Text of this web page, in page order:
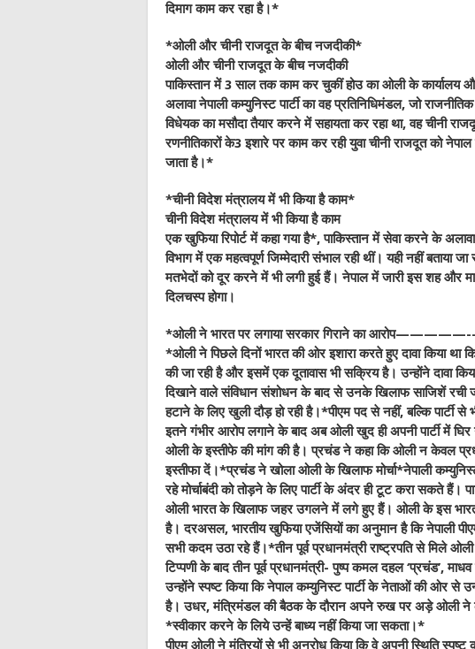
दिमाग काम कर रहा है।*
*ओली और चीनी राजदूत के बीच नजदीकी*
ओली और चीनी राजदूत के बीच नजदीकी
पाकिस्तान में 3 साल तक काम कर चुकीं होउ का ओली के कार्यालय
अलावा नेपाली कम्युनिस्ट पार्टी का वह प्रतिनिधिमंडल, जो
विधेयक का मसौदा तैयार करने में सहायता कर रहा था, वह चीनी
रणनीतिकारों के3 इशारे पर काम कर रही युवा चीनी राजदूत को
जाता है।*
*चीनी विदेश मंत्रालय में भी किया है काम*
चीनी विदेश मंत्रालय में भी किया है काम
एक खुफिया रिपोर्ट में कहा गया है*, पाकिस्तान में सेवा करने के
विभाग में एक महत्वपूर्ण जिम्मेदारी संभाल रही थीं। यही नहीं बताया
मतभेदों को दूर करने में भी लगी हुई हैं। नेपाल में जारी इस शह और
दिलचस्‍प होगा।
*ओली ने भारत पर लगाया सरकार गिराने का
*ओली ने पिछले दिनों भारत की ओर इशारा करते हुए दावा किया
की जा रही है और इसमें एक दूतावास भी सक्रिय है। उन्होंने दावा
दिखाने वाले संविधान संशोधन के बाद से उनके खिलाफ साजिशें रची
हटाने के लिए खुली दौड़ हो रही है।*पीएम पद से नहीं, बल्कि पार्टी
इतने गंभीर आरोप लगाने के बाद अब ओली खुद ही अपनी पार्टी में
ओली के इस्‍तीफे की मांग की है। प्रचंड ने कहा कि ओली न केवल
इस्‍तीफा दें।*प्रचंड ने खोला ओली के खिलाफ मोर्चा*नेपाली
रहे मोर्चाबंदी को तोड़ने के लिए पार्टी के अंदर ही टूट करा सकते
ओली भारत के खिलाफ जहर उगलने में लगे हुए हैं। ओली के इस भारत
है। दरअसल, भारतीय खुफिया एजेंसियों का अनुमान है कि नेपाली
सभी कदम उठा रहे हैं।*तीन पूर्व प्रधानमंत्री राष्ट्रपति से म‍ि‍ले
टिप्पणी के बाद तीन पूर्व प्रधानमंत्री- पुष्प कमल दहल ‘प्रचंड’,
उन्‍होंने स्पष्ट किया कि नेपाल कम्युनिस्ट पार्टी के नेताओं की ओर से
है। उधर, मंत्रिमंडल की बैठक के दौरान अपने रुख पर अड़े ओली ने
*स्वीकार करने के लिये उन्हें बाध्य नहीं किया जा सकता।*